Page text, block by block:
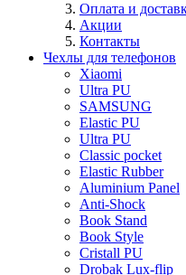
Оплата и
Акции
Контакты
Чехлы для телефонов
Xiaomi
Ultra PU
SAMSUNG
Elastic PU
Ultra PU
Classic pocket
Elastic Rubber
Aluminium Panel
Anti-Shock
Book Stand
Book Style
Cristall PU
Drobak Lux-flip